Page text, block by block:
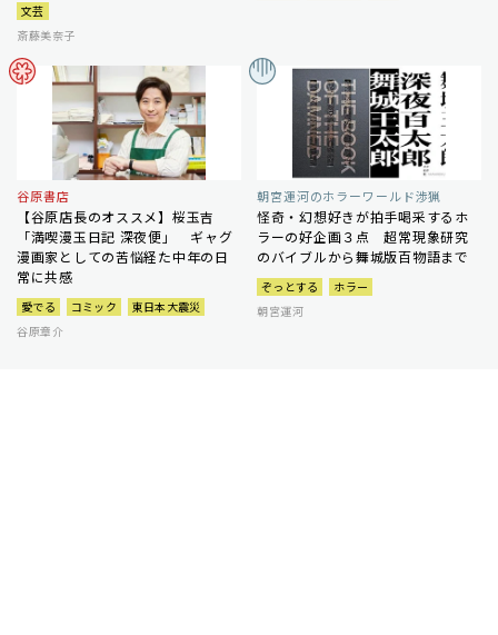
文芸
斎藤美奈子
谷原書店
【谷原店長のオススメ】桜玉吉
「満喫漫玉日記 深夜便」 ギャグ
漫画家としての苦悩経た中年の日
常に共感
愛でる コミック
東日本大震災
谷原章介
朝宮運河のホラーワールド渉猟
怪奇・幻想好きが拍手喝采するホ
ラーの好企画３点 超常現象研究
のバイブルから舞城版百物語まで
ぞっとする
ホラー
朝宮運河